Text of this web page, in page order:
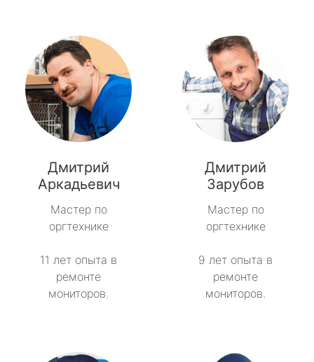
Дмитрий
Аркадьевич
Мастер по
оргтехнике
11 лет опыта в
ремонте
мониторов.
Дмитрий
Зарубов
Мастер по
оргтехнике
9 лет опыта в
ремонте
мониторов.